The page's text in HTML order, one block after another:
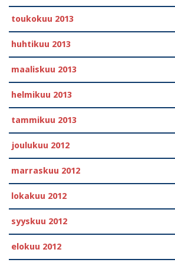
toukokuu 2013
huhtikuu 2013
maaliskuu 2013
helmikuu 2013
tammikuu 2013
joulukuu 2012
marraskuu 2012
lokakuu 2012
syyskuu 2012
elokuu 2012